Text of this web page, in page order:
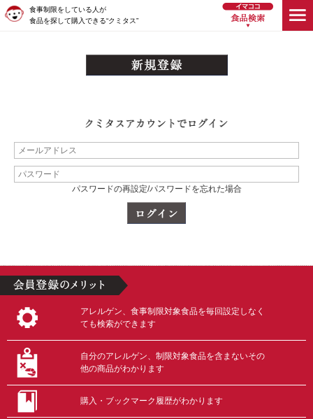
食事制限をしている人が
食品を探して購入できる“クミタス”
パスワードの再設定/パスワードを忘れた場合
アレルゲン、食事制限対象食品を毎回設定しなく
ても検索ができます
自分のアレルゲン、制限対象食品を含まないその
他の商品がわかります
購入・ブックマーク履歴がわかります